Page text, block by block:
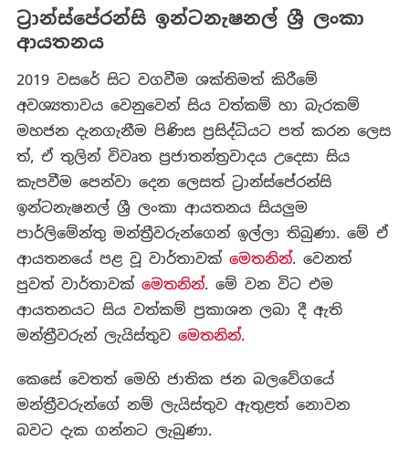
ට්‍රාන්ස්පේරන්සි ඉන්ටනැෂනල් ශ්‍රී ලංකා
ආයතනය
2019 වසරේ සිට වගවීම ශක්තිමත් කිරීමේ
අවශ්‍යතාවය වෙනුවෙන් සිය වත්කම් හා බැරකම්
මහජන දැනගැනීම පිණිස ප්‍රසිද්ධියට පත් කරන ලෙස
ත්, ඒ තුලින් විවෘත ප්‍රජාතන්ත්‍රවාදය උදෙසා සිය
කැපවීම පෙන්වා දෙන ලෙසත් ට්‍රාන්ස්පේරන්සි
ඉන්ටනැෂනල් ශ්‍රී ලංකා ආයතනය සියලුම
පාර්ලිමේන්තු මන්ත්‍රීවරුන්ගෙන් ඉල්ලා තිබුණා. මේ ඒ
ආයතනයේ පළ වූ වාර්තාවක් මෙතනින්. වෙනත්
පුවත් වාර්තාවක් මෙතනින්. මේ වන විට එම
ආයතනයට සිය වත්කම් ප්‍රකාශන ලබා දී ඇති
මන්ත්‍රීවරුන් ලැයිස්තුව මෙතනින්.
කෙසේ වෙතත් මෙහි ජාතික ජන බලවේගයේ
මන්ත්‍රීවරුන්ගේ නම් ලැයිස්තුව ඇතුළත් නොවන
බවට දැක ගන්නට ලැබුණා.